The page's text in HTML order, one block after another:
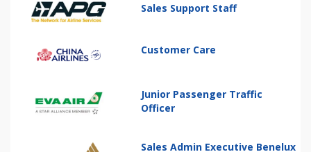
Sales Support Staff
Customer Care
Junior Passenger Traffic
Officer
Sales Admin Executive Benelux